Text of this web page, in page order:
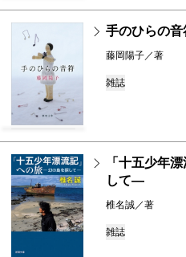
手のひらの音
藤岡陽子／著
雑誌
「十五少年
して―
椎名誠／著
雑誌